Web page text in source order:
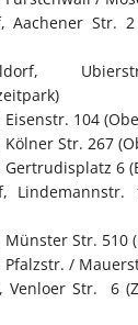
Aachener Str.
104
Str. 267
Gertrudisplatz 6
Lindemannstr.
Str. 510
Pfalzstr. /
Venloer Str. 6